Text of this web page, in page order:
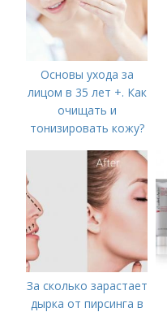
Основы ухода за
лицом в 35 лет +. Как
очищать и
тонизировать кожу?
За сколько зарастает
дырка от пирсинга в